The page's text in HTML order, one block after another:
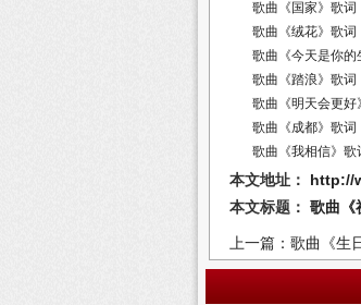
歌曲《国家》歌词
歌曲《绒花》歌词
歌曲《今天是你
歌曲《踏浪》歌词
歌曲《明天会更好
歌曲《成都》歌词
歌曲《我相信》歌
本文地址：
http://
本文标题： 歌曲《
上一篇：歌曲《生